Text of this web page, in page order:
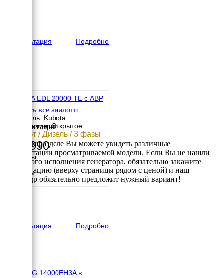
Консультация
Подробно
YAMAHA EDL 20000 TE с АВР
Двигатель: Kubota
Исполнение: Открытое
12.5 кВт / Дизель / 3 фазы
704 990
Размеры
1380 мм
Ширина
Консультация
Подробно
TSS SDG 14000EH3A в
Смотреть все аналоги
Комплектации
В данном разделе Вы можете увидеть различные
комплектации просматриваемой модели. Если Вы не нашли
требуемого исполнения генератора, обязательно закажите
консультацию (вверху страницы рядом с ценой) и наш
менеджер обязательно предложит нужный вариант!